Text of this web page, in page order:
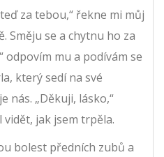
za tebou,“ řekne mi můj
Směju se a chytnu ho za
odpovím mu a podívám se
který sedí na své
nás. „Děkuji, lásko,“
vidět, jak jsem trpěla.
bolest předních zubů a